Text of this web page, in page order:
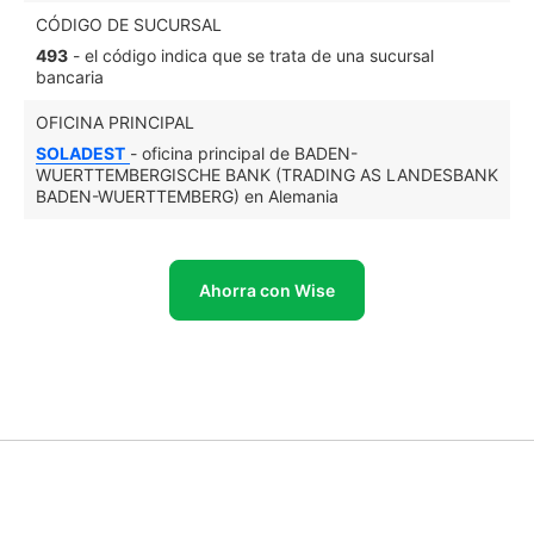
CÓDIGO DE SUCURSAL
493 - el código indica que se trata de una sucursal
bancaria
OFICINA PRINCIPAL
SOLADEST - oficina principal de BADEN-
WUERTTEMBERGISCHE BANK (TRADING AS LANDESBANK
BADEN-WUERTTEMBERG) en Alemania
Ahorra con Wise